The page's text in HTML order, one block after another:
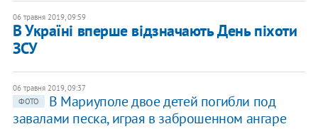
06 травня 2019, 09:59
В Україні вперше відзначають День піхоти
ЗСУ
06 травня 2019, 09:37
ФОТО
В Мариуполе двое детей погибли под
завалами песка, играя в заброшенном ангаре